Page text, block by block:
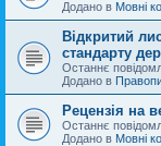
Додано в Мовні
Відкритий
стандарту
Останнє
Додано в
Рецензія на
Останнє
Додано в Мовні